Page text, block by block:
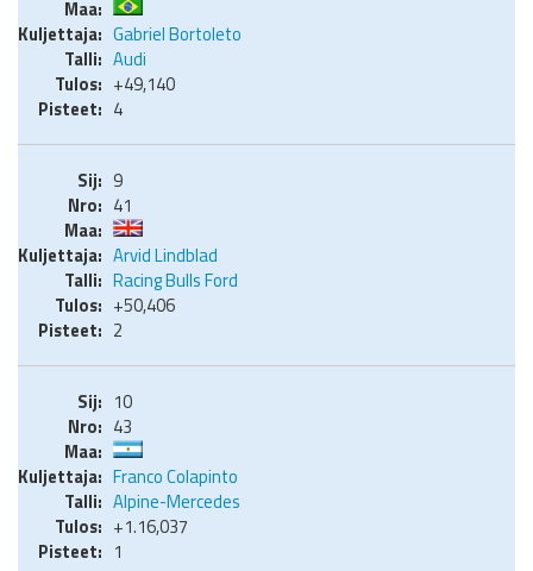
Gabriel Bortoleto
Audi
+49,140
4
9
41
Arvid Lindblad
Racing Bulls Ford
+50,406
2
10
43
Franco Colapinto
Alpine-Mercedes
+1.16,037
1